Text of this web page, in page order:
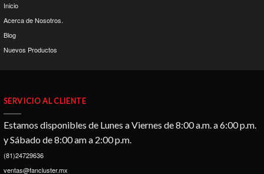
Inicio
Acerca de Nosotros.
Blog
Nuevos Productos
SERVICIO AL CLIENTE
Estamos disponibles de Lunes a Viernes de 8:00 a.m. a 6:00 p.m.
y Sábado de 8:00 am a 2:00 p.m.
(81)24729636
ventas@fancluster.mx